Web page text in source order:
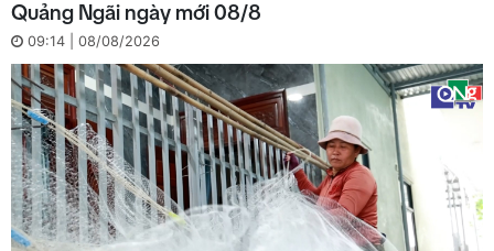
Quảng Ngãi ngày mới 08/8
09:14 | 08/08/2026